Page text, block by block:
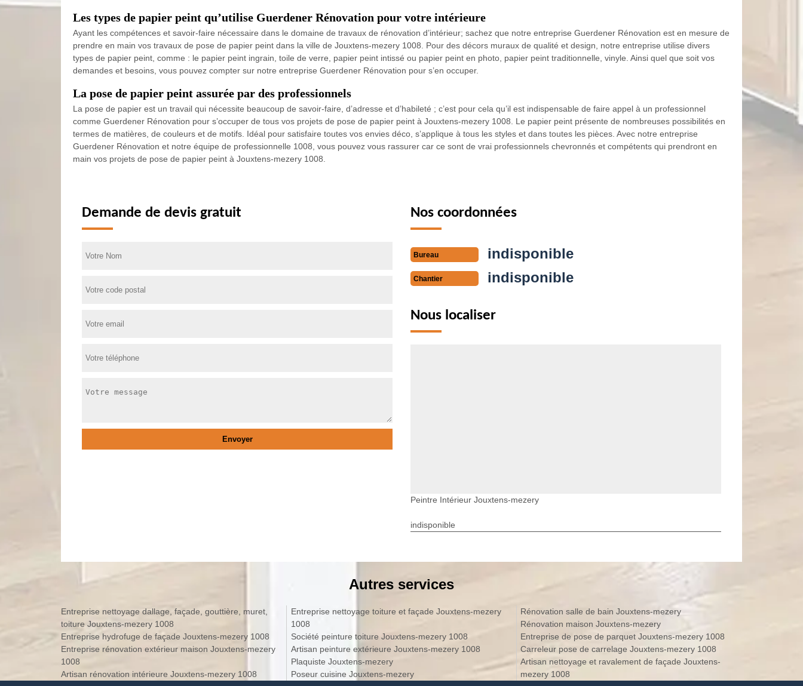
Les types de papier peint qu’utilise Guerdener Rénovation pour votre intérieure
Ayant les compétences et savoir-faire nécessaire dans le domaine de travaux de rénovation d’intérieur; sachez que notre entreprise Guerdener Rénovation est en mesure de
prendre en main vos travaux de pose de papier peint dans la ville de Jouxtens-mezery 1008. Pour des décors muraux de qualité et design, notre entreprise utilise divers
types de papier peint, comme : le papier peint ingrain, toile de verre, papier peint intissé ou papier peint en photo, papier peint traditionnelle, vinyle. Ainsi quel que soit vos
demandes et besoins, vous pouvez compter sur notre entreprise Guerdener Rénovation pour s’en occuper.
La pose de papier peint assurée par des professionnels
La pose de papier est un travail qui nécessite beaucoup de savoir-faire, d’adresse et d’habileté ; c’est pour cela qu’il est indispensable de faire appel à un professionnel
comme Guerdener Rénovation pour s’occuper de tous vos projets de pose de papier peint à Jouxtens-mezery 1008. Le papier peint présente de nombreuses possibilités en
termes de matières, de couleurs et de motifs. Idéal pour satisfaire toutes vos envies déco, s’applique à tous les styles et dans toutes les pièces. Avec notre entreprise
Guerdener Rénovation et notre équipe de professionnelle 1008, vous pouvez vous rassurer car ce sont de vrai professionnels chevronnés et compétents qui prendront en
main vos projets de pose de papier peint à Jouxtens-mezery 1008.
Demande de devis gratuit Nos coordonnées
Bureau indisponible
Chantier indisponible
Nous localiser
Peintre Intérieur Jouxtens-mezery
indisponible
Autres services
Entreprise nettoyage dallage, façade, gouttière, muret,
toiture Jouxtens-mezery 1008
Entreprise hydrofuge de façade Jouxtens-mezery 1008
Entreprise rénovation extérieur maison Jouxtens-mezery
1008
Artisan rénovation intérieure Jouxtens-mezery 1008
Entreprise nettoyage toiture et façade Jouxtens-mezery
1008
Société peinture toiture Jouxtens-mezery 1008
Artisan peinture extérieure Jouxtens-mezery 1008
Plaquiste Jouxtens-mezery
Poseur cuisine Jouxtens-mezery
Rénovation salle de bain Jouxtens-mezery
Rénovation maison Jouxtens-mezery
Entreprise de pose de parquet Jouxtens-mezery 1008
Carreleur pose de carrelage Jouxtens-mezery 1008
Artisan nettoyage et ravalement de façade Jouxtens-
mezery 1008